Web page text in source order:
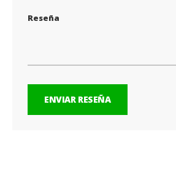
Reseña
ENVIAR RESEÑA